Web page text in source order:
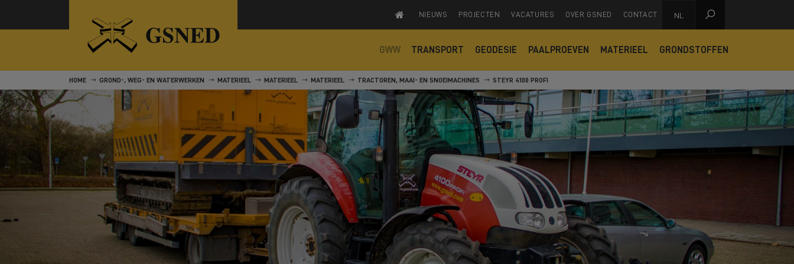
NIEUWS PROJECTEN VACATURES OVER GSNED CONTACT NL 
GWW TRANSPORT GEODESIE PAALPROEVEN MATERIEEL GRONDSTOFFEN
HOME GROND-, WEG- EN WATERWERKEN MATERIEEL MATERIEEL MATERIEEL TRACTOREN, MAAI- EN SNOEIMACHINES STEYR 4100 PROFI